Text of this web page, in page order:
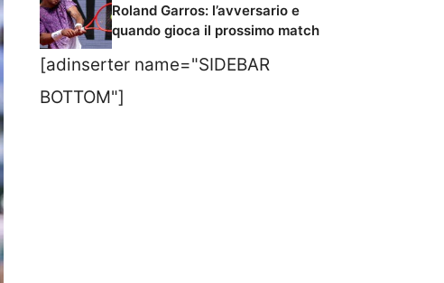
Roland Garros: l’avversario e
quando gioca il prossimo match
[adinserter name="SIDEBAR
BOTTOM"]